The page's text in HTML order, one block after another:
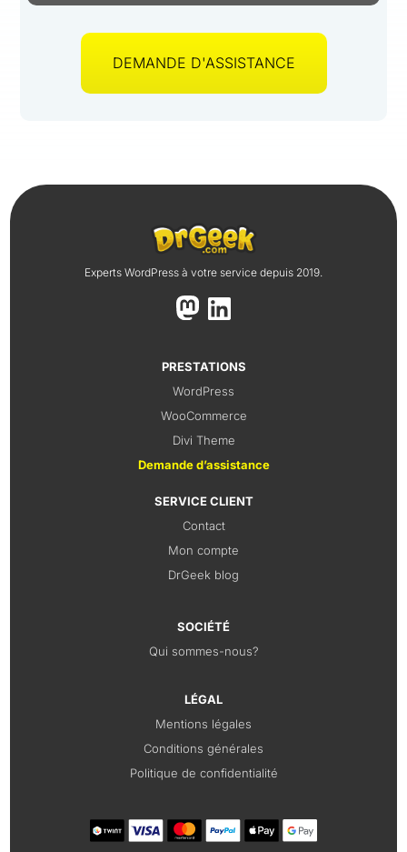
DEMANDE D'ASSISTANCE
Experts WordPress à votre service depuis 2019.
PRESTATIONS
WordPress
WooCommerce
Divi Theme
Demande d’assistance
SERVICE CLIENT
Contact
Mon compte
DrGeek blog
SOCIÉTÉ
Qui sommes-nous?
LÉGAL
Mentions légales
Conditions générales
Politique de confidentialité